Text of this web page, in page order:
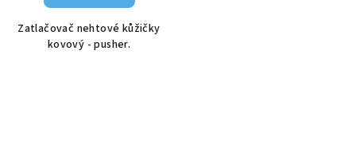
Zatlačovač nehtové kůžičky
kovový - pusher.